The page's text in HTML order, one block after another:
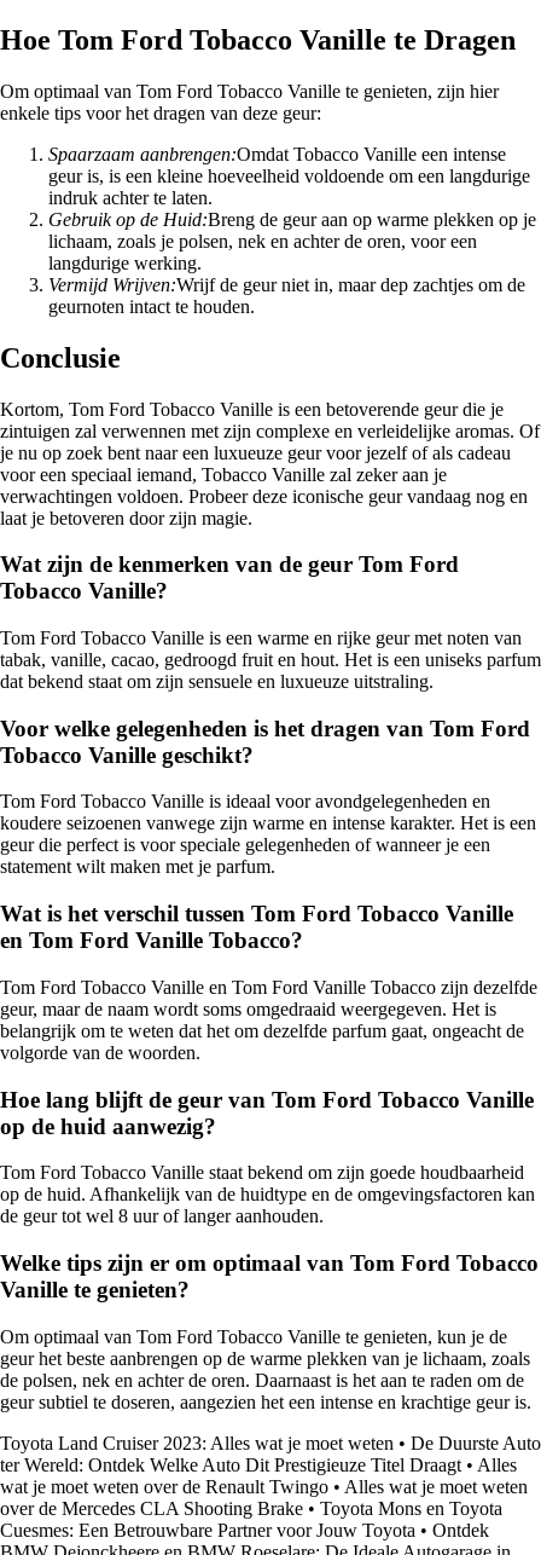
Hoe Tom Ford Tobacco Vanille te Dragen
Om optimaal van Tom Ford Tobacco Vanille te genieten, zijn hier
enkele tips voor het dragen van deze geur:
Spaarzaam aanbrengen:Omdat Tobacco Vanille een intense
geur is, is een kleine hoeveelheid voldoende om een langdurige
indruk achter te laten.
Gebruik op de Huid:Breng de geur aan op warme plekken op je
lichaam, zoals je polsen, nek en achter de oren, voor een
langdurige werking.
Vermijd Wrijven:Wrijf de geur niet in, maar dep zachtjes om de
geurnoten intact te houden.
Conclusie
Kortom, Tom Ford Tobacco Vanille is een betoverende geur die je
zintuigen zal verwennen met zijn complexe en verleidelijke aromas. Of
je nu op zoek bent naar een luxueuze geur voor jezelf of als cadeau
voor een speciaal iemand, Tobacco Vanille zal zeker aan je
verwachtingen voldoen. Probeer deze iconische geur vandaag nog en
laat je betoveren door zijn magie.
Wat zijn de kenmerken van de geur Tom Ford
Tobacco Vanille?
Tom Ford Tobacco Vanille is een warme en rijke geur met noten van
tabak, vanille, cacao, gedroogd fruit en hout. Het is een uniseks parfum
dat bekend staat om zijn sensuele en luxueuze uitstraling.
Voor welke gelegenheden is het dragen van Tom Ford
Tobacco Vanille geschikt?
Tom Ford Tobacco Vanille is ideaal voor avondgelegenheden en
koudere seizoenen vanwege zijn warme en intense karakter. Het is een
geur die perfect is voor speciale gelegenheden of wanneer je een
statement wilt maken met je parfum.
Wat is het verschil tussen Tom Ford Tobacco Vanille
en Tom Ford Vanille Tobacco?
Tom Ford Tobacco Vanille en Tom Ford Vanille Tobacco zijn dezelfde
geur, maar de naam wordt soms omgedraaid weergegeven. Het is
belangrijk om te weten dat het om dezelfde parfum gaat, ongeacht de
volgorde van de woorden.
Hoe lang blijft de geur van Tom Ford Tobacco Vanille
op de huid aanwezig?
Tom Ford Tobacco Vanille staat bekend om zijn goede houdbaarheid
op de huid. Afhankelijk van de huidtype en de omgevingsfactoren kan
de geur tot wel 8 uur of langer aanhouden.
Welke tips zijn er om optimaal van Tom Ford Tobacco
Vanille te genieten?
Om optimaal van Tom Ford Tobacco Vanille te genieten, kun je de
geur het beste aanbrengen op de warme plekken van je lichaam, zoals
de polsen, nek en achter de oren. Daarnaast is het aan te raden om de
geur subtiel te doseren, aangezien het een intense en krachtige geur is.
Toyota Land Cruiser 2023: Alles wat je moet weten • De Duurste Auto
ter Wereld: Ontdek Welke Auto Dit Prestigieuze Titel Draagt • Alles
wat je moet weten over de Renault Twingo • Alles wat je moet weten
over de Mercedes CLA Shooting Brake • Toyota Mons en Toyota
Cuesmes: Een Betrouwbare Partner voor Jouw Toyota • Ontdek